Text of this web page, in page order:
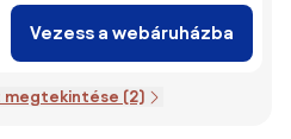
Vezess a webáruházba
megtekintése (2)